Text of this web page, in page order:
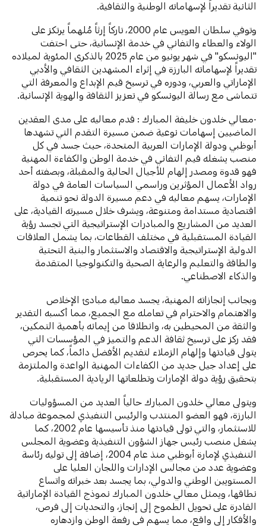
الثانية تقديراً لإسهاماته الوطنية والثقافية.
وتوفي سلطان العويس عام 2000، تاركاً إرثاً مُلهماً يرتكز على
الولاء والعطاء والتفاني في خدمة الإنسانية، حتى احتفت
"اليونسكو" في شهر يونيو من عام 2025 بالذكرى المئوية لميلاده
تقديراً لإسهاماته البارزة في إثراء المشهدين الثقافي والأدبي
الإماراتي والعربي، ودوره في ترسيخ قيم الإبداع والمعرفة التي
تتماشى مع رسالة اليونسكو في تعزيز الثقافة والهوية الإنسانية.
-معالي خلدون خليفة المبارك : قدم معاليه على مدى العقدين
الماضيين إسهامات نوعية ضمن مسيرة التقدم التي تشهدها
أبوظبي ودولة الإمارات العربية المتحدة، حيث جسد في كل
منصب يشغله قيم التفاني في خدمة الوطن والكفاءة المهنية
فهو قدوة ومصدر إلهام للأجيال الحالية والمقبلة، وبصفته أحد
رواد الأعمال المؤثرين وراسمي السياسات العامة في دولة
الإمارات، يسهم معاليه في دعم مسيرة الدولة نحو تنمية
اقتصادية مستدامة ومتنوعة، ويشرف خلال مسيرته القيادية، على
العديد من المشاريع والمبادرات الإستراتيجية التي تجسد رؤية
القيادة المستقبلية في مختلف القطاعات، بما يشمل العلاقات
الدولية الإستراتيجية والاقتصاد والاستثمار والبنية التحتية
والطاقة والتعليم والرعاية الصحية والتكنولوجيا المتقدمة
والذكاء الاصطناعي.
وبجانب إنجازاته المهنية، يجسد معاليه مبادئ الإخلاص
والاهتمام والاحترام في تعامله مع الجميع، مما أكسبه التقدير
والثقة من المحيطين به، وانطلاقا من إيمانه بأهمية التمكين،
فقد ركز على ترسيخ ثقافة الدعم والتميز في المؤسسات التي
يتولى قيادتها وإلهام الزملاء لتقديم الأفضل دائماً، كما يحرص
على إعداد جيل جديد من الكفاءات المهنية الواعدة والملتزمة
بتحقيق رؤية دولة الإمارات وتطلعاتها الريادية المستقبلية.
ويتولى معالي خلدون المبارك حالياً العديد من المسؤوليات
البارزة، فهو العضو المنتدب والرئيس التنفيذي لمجموعة مبادلة
للاستثمار، والتي تولى قيادتها منذ تأسيسها عام 2002، كما
يشغل منصب رئيس جهاز الشؤون التنفيذية وعضوية المجلس
التنفيذي لإمارة أبوظبي منذ عام 2004، إضافة إلى توليه رئاسة
وعضوية عدد من مجالس الإدارات واللجان العليا على
المستويين الوطني والدولي، بما يجسد بعد خبراته واتساع
نطاقها، ويمثل معالي خلدون المبارك نموذج القيادة الإماراتية
القادرة على تحويل الطموح إلى إنجاز، والتحديات إلى فرص،
والأفكار إلى واقع، مما يسهم في رفعة الوطن وازدهاره